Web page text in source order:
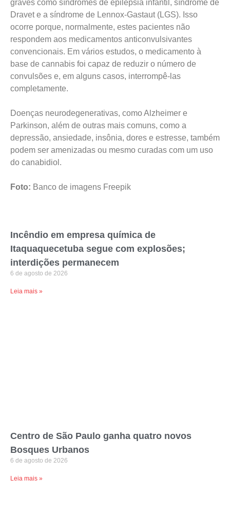
graves como síndromes de epilepsia infantil, síndrome de
Dravet e a síndrome de Lennox-Gastaut (LGS). Isso
ocorre porque, normalmente, estes pacientes não
respondem aos medicamentos anticonvulsivantes
convencionais. Em vários estudos, o medicamento à
base de cannabis foi capaz de reduzir o número de
convulsões e, em alguns casos, interrompê-las
completamente.
Doenças neurodegenerativas, como Alzheimer e
Parkinson, além de outras mais comuns, como a
depressão, ansiedade, insônia, dores e estresse, também
podem ser amenizadas ou mesmo curadas com um uso
do canabidiol.
Foto: Banco de imagens Freepik
Incêndio em empresa química de
Itaquaquecetuba segue com explosões;
interdições permanecem
6 de agosto de 2026
Leia mais »
Centro de São Paulo ganha quatro novos
Bosques Urbanos
6 de agosto de 2026
Leia mais »